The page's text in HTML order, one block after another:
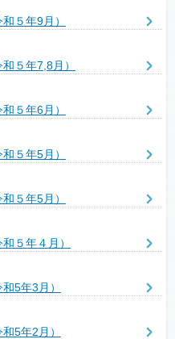
５年9月）
５年7,8月）
５年6月）
５年5月）
５年5月）
５年４月）
5年3月）
5年2月）